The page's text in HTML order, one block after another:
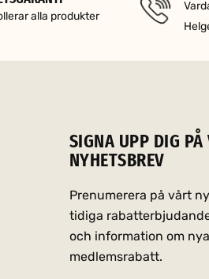
alla produkter
SIGNA UPP DIG PÅ
NYHETSBREV
Prenumerera på vårt
tidiga
och information om
medlemsrabatt.